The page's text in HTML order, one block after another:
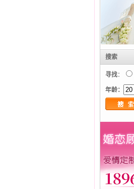
搜索
寻找：
年龄：